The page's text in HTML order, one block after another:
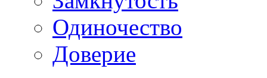
Одиночество
Доверие